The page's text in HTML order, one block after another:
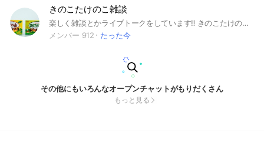
きのこたけのこ雑談
楽しく雑談とかライブトークをしています‼️ きのこたけのこに関係ないことでも(・∀・)ｵｯｹｰ! 気になったらぜひ来てね‼️待ってるよ‼️
メンバー 912
たった今
その他にもいろんなオープンチャットがもりだくさん
もっと見る